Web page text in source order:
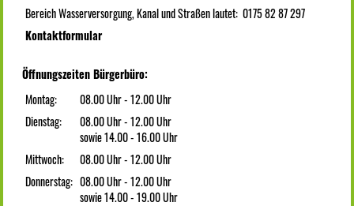
Bereich Wasserversorgung, Kanal und Straßen lautet: 0175 82 87 297
Kontaktformular
Öffnungszeiten Bürgerbüro:
Montag:
08.00 Uhr - 12.00 Uhr
Dienstag:
08.00 Uhr - 12.00 Uhr
sowie 14.00 - 16.00 Uhr
Mittwoch:
08.00 Uhr - 12.00 Uhr
Donnerstag: 08.00 Uhr - 12.00 Uhr
sowie 14.00 - 19.00 Uhr